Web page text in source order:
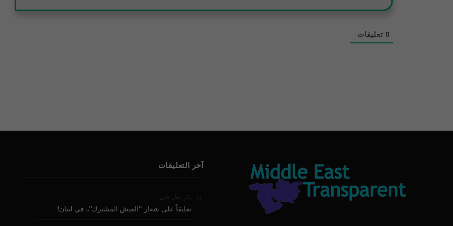
0 تعليقات
آخر التعليقات
بيار عقل على
تعليقاً على شعار “العيش المشترك”.. في لبنان!